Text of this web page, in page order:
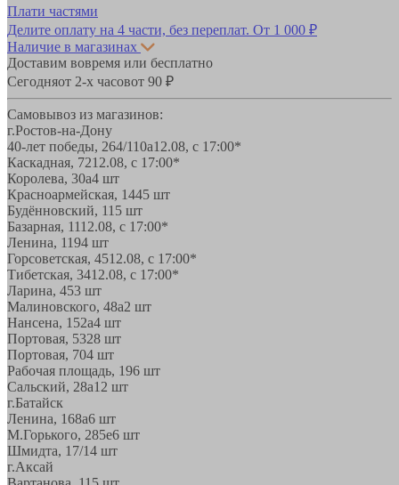
Плати частями
Делите оплату на 4 части, без переплат. От 1 000 ₽
Наличие в магазинах
Доставим вовремя или бесплатно
Сегодняот 2-х часовот 90 ₽
Самовывоз из магазинов:
г.Ростов-на-Дону
40-лет победы, 264/110а12.08, с 17:00*
Каскадная, 7212.08, с 17:00*
Королева, 30а4 шт
Красноармейская, 1445 шт
Будённовский, 11 5 шт
Базарная, 1112.08, с 17:00*
Ленина, 1194 шт
Горсоветская, 4512.08, с 17:00*
Тибетская, 3412.08, с 17:00*
Ларина, 453 шт
Малиновского, 48а2 шт
Нансена, 152а4 шт
Портовая, 5328 шт
Портовая, 704 шт
Рабочая площадь, 196 шт
Сальский, 28a12 шт
г.Батайск
Ленина, 168а6 шт
М.Горького, 285е6 шт
Шмидта, 17/14 шт
г.Аксай